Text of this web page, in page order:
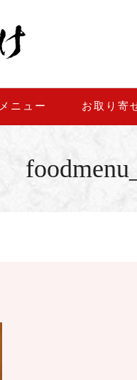
メニュー お取り寄